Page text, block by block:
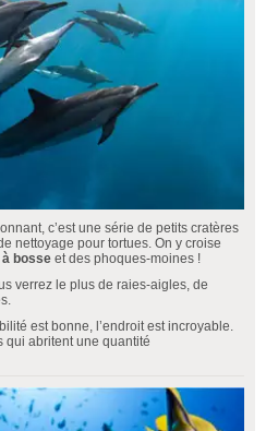
c’est une série de petits cratères
nettoyage pour tortues. On y croise
à bosse et des phoques-moines !
verrez le plus de raies-aigles, de
est bonne, l’endroit est incroyable.
qui abritent une quantité